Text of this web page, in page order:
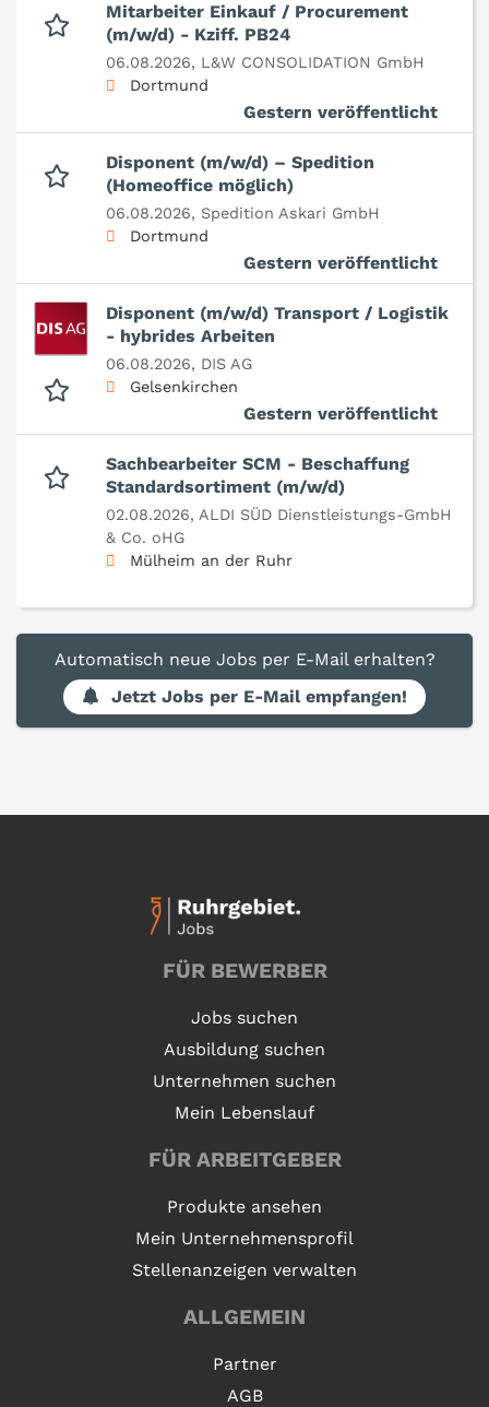
Mitarbeiter Einkauf / Procurement
(m/w/d) - Kziff. PB24
06.08.2026, L&W CONSOLIDATION GmbH
Dortmund
Gestern veröffentlicht
Disponent (m/w/d) – Spedition
(Homeoffice möglich)
06.08.2026, Spedition Askari GmbH
Dortmund
Gestern veröffentlicht
Disponent (m/w/d) Transport / Logistik
- hybrides Arbeiten
06.08.2026, DIS AG
Gelsenkirchen
Gestern veröffentlicht
Sachbearbeiter SCM - Beschaffung
Standardsortiment (m/w/d)
02.08.2026, ALDI SÜD Dienstleistungs-GmbH
& Co. oHG
Mülheim an der Ruhr
Automatisch neue Jobs per E-Mail erhalten?
Jetzt Jobs per E-Mail empfangen!
FÜR BEWERBER
Jobs suchen
Ausbildung suchen
Unternehmen suchen
Mein Lebenslauf
FÜR ARBEITGEBER
Produkte ansehen
Mein Unternehmensprofil
Stellenanzeigen verwalten
ALLGEMEIN
Partner
AGB